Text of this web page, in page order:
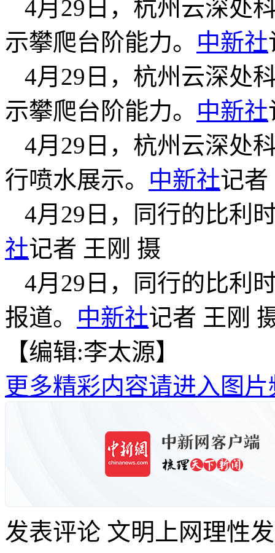
4月29日，杭州云深处
示攀爬台阶能力。 中新社
4月29日，杭州云深处
示攀爬台阶能力。 中新社
4月29日，杭州云深处
行喷水展示。 中新社记者
4月29日，同行的比利
社记者 王刚 摄
4月29日，同行的比利
报道。 中新社记者 王刚
【编辑:李太源】
更多精彩内容请进入图片
发表评论 文明上网理性